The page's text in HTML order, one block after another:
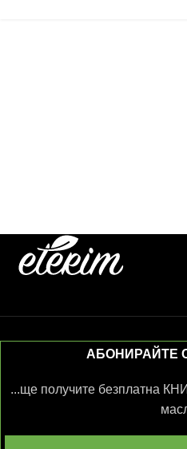
АБОНИРАЙТЕ
...ще получите безплатна